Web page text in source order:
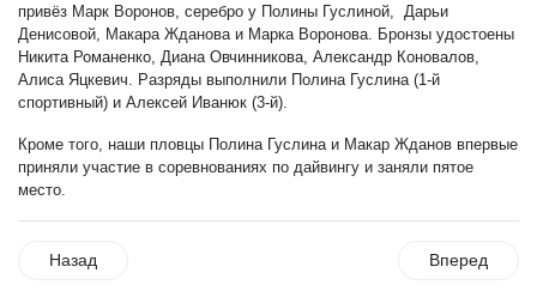
привёз Марк Воронов, серебро у Полины Гуслиной, Дарьи
Денисовой, Макара Жданова и Марка Воронова. Бронзы удостоены
Никита Романенко, Диана Овчинникова, Александр Коновалов,
Алиса Яцкевич. Разряды выполнили Полина Гуслина (1-й
спортивный) и Алексей Иванюк (3-й).
Кроме того, наши пловцы Полина Гуслина и Макар Жданов впервые
приняли участие в соревнованиях по дайвингу и заняли пятое
место.
Назад Вперед